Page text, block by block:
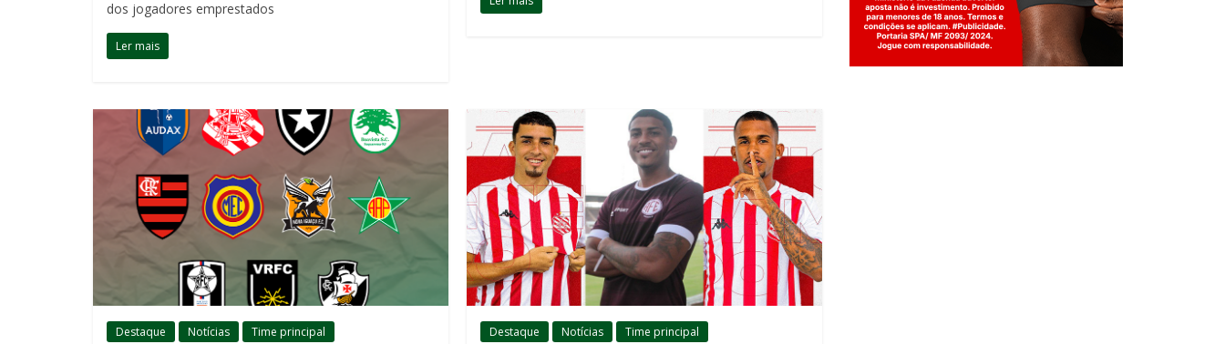
dos jogadores emprestados
Ler mais
Destaque Notícias Time principal Destaque Notícias Time principal
Jogue com responsabilidade. 18+